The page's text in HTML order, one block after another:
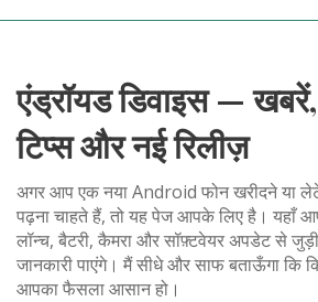
एंड्रॉयड डिवाइस —
टिप्स और नई रिलीज़
अगर आप एक नया Android फोन खरीदने या
पढ़ना चाहते हैं, तो यह पेज आपके लिए है। यहाँ
लॉन्च, बैटरी, कैमरा और सॉफ़्टवेयर अपडेट से
जानकारी पाएंगे। मैं सीधे और साफ बताऊँगा कि
आपका फैसला आसान हो।